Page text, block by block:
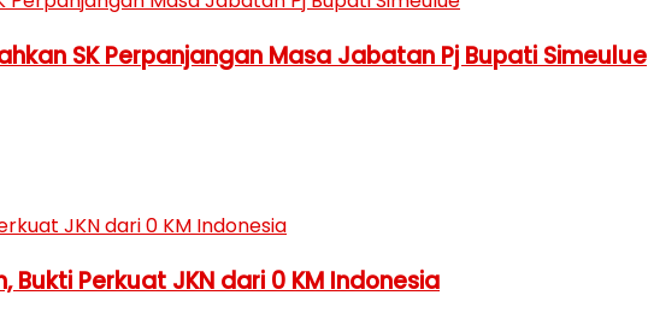
SK Perpanjangan Masa Jabatan Pj Bupati Simeulue
Perkuat JKN dari 0 KM Indonesia